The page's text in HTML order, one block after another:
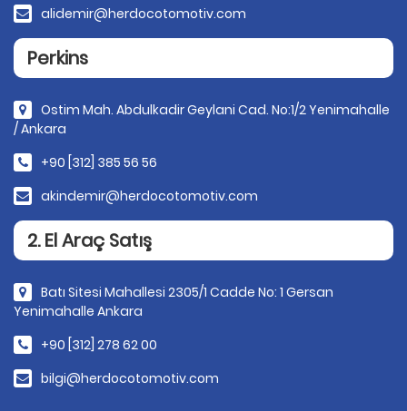
alidemir@herdocotomotiv.com
Perkins
Ostim Mah. Abdulkadir Geylani Cad. No:1/2 Yenimahalle
/ Ankara
+90 [312] 385 56 56
akindemir@herdocotomotiv.com
2. El Araç Satış
Batı Sitesi Mahallesi 2305/1 Cadde No: 1 Gersan
Yenimahalle Ankara
+90 [312] 278 62 00
bilgi@herdocotomotiv.com